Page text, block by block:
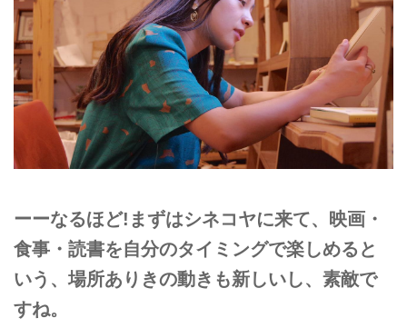
ーーなるほど!まずはシネコヤに来て、映画・
食事・読書を自分のタイミングで楽しめると
いう、場所ありきの動きも新しいし、素敵で
すね。